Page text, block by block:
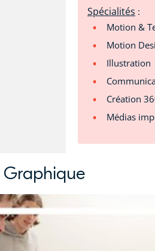
Spécialités :
Motion &
Motion
Illustration
Création
Médias
Graphique
Design